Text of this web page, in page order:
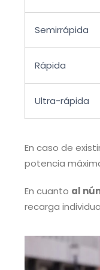
Semirrápida
Rápida
Ultra-rápida
En caso de
potencia
En cuanto al
recarga